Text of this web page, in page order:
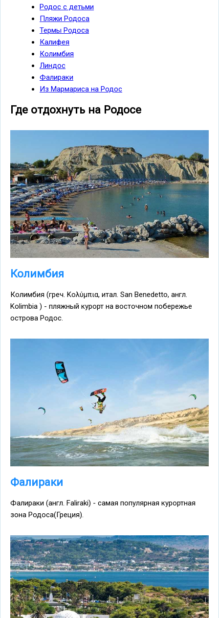
Родос с детьми
Пляжи Родоса
Термы Родоса
Калифея
Колимбия
Линдос
Фалираки
Из Мармариса на Родос
Где отдохнуть на Родосе
Колимбия
Колимбия (греч. Κολύμπια, итал. San Benedetto, англ.
Kolimbia ) - пляжный курорт на восточном побережье
острова Родос.
Фалираки
Фалираки (англ. Faliraki) - самая популярная курортная
зона Родоса(Греция).